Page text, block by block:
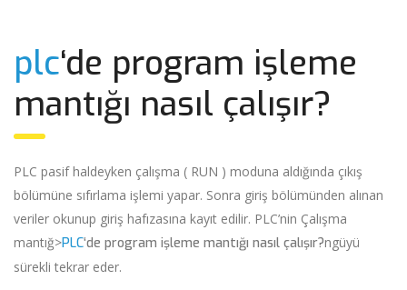
plc‘de program işleme
mantığı nasıl çalışır?
PLC pasif haldeyken çalışma ( RUN ) moduna aldığında çıkış
bölümüne sıfırlama işlemi yapar. Sonra giriş bölümünden alınan
veriler okunup giriş hafızasına kayıt edilir. PLC’nin Çalışma
mantığ>PLC‘de program işleme mantığı nasıl çalışır?ngüyü
sürekli tekrar eder.